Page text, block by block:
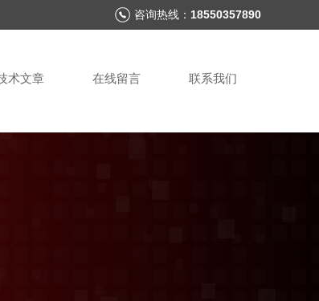
咨询热线： 18550357890
术文章 在线留言 联系我们